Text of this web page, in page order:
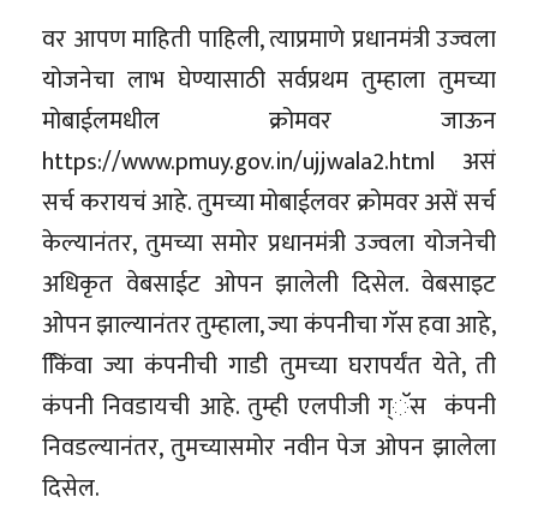
वर आपण माहिती पाहिली, त्याप्रमाणे प्रधानमंत्री उज्वला
योजनेचा लाभ घेण्यासाठी सर्वप्रथम तुम्हाला तुमच्या
मोबाईलमधील क्रोमवर जाऊन
https://www.pmuy.gov.in/ujjwala2.html असं
सर्च करायचं आहे. तुमच्या मोबाईलवर क्रोमवर असें सर्च
केल्यानंतर, तुमच्या समोर प्रधानमंत्री उज्वला योजनेची
अधिकृत वेबसाईट ओपन झालेली दिसेल. वेबसाइट
ओपन झाल्यानंतर तुम्हाला, ज्या कंपनीचा गॅस हवा आहे,
कििंवा ज्या कंपनीची गाडी तुमच्या घरापर्यंत येते, ती
कंपनी निवडायची आहे. तुम्ही एलपीजी ग्ॅस कंपनी
निवडल्यानंतर, तुमच्यासमोर नवीन पेज ओपन झालेला
दिसेल.